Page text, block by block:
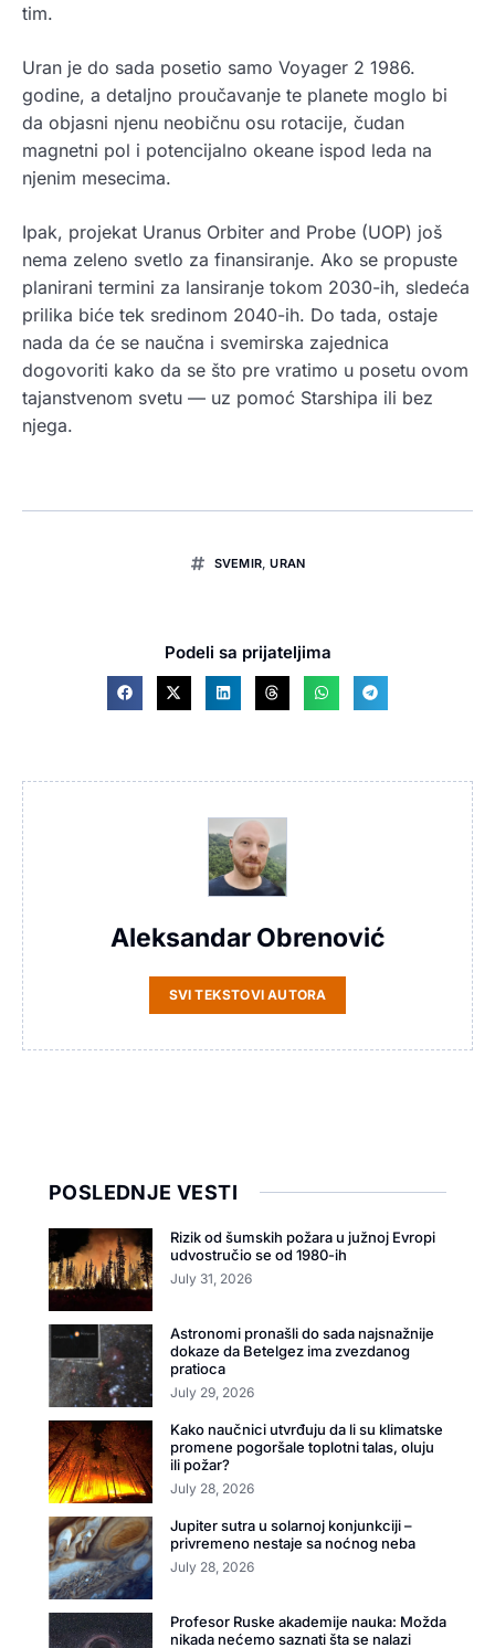
tim.
Uran je do sada posetio samo Voyager 2 1986.
godine, a detaljno proučavanje te planete moglo bi
da objasni njenu neobičnu osu rotacije, čudan
magnetni pol i potencijalno okeane ispod leda na
njenim mesecima.
Ipak, projekat Uranus Orbiter and Probe (UOP) još
nema zeleno svetlo za finansiranje. Ako se propuste
planirani termini za lansiranje tokom 2030-ih, sledeća
prilika biće tek sredinom 2040-ih. Do tada, ostaje
nada da će se naučna i svemirska zajednica
dogovoriti kako da se što pre vratimo u posetu ovom
tajanstvenom svetu — uz pomoć Starshipa ili bez
njega.
SVEMIR,URAN
Podeli sa prijateljima
Aleksandar Obrenović
SVI TEKSTOVI AUTORA
POSLEDNJE VESTI
Rizik od šumskih požara u južnoj Evropi
udvostručio se od 1980-ih
July 31, 2026
Astronomi pronašli do sada najsnažnije
dokaze da Betelgez ima zvezdanog
pratioca
July 29, 2026
Kako naučnici utvrđuju da li su klimatske
promene pogoršale toplotni talas, oluju
ili požar?
July 28, 2026
Jupiter sutra u solarnoj konjunkciji –
privremeno nestaje sa noćnog neba
July 28, 2026
Profesor Ruske akademije nauka: Možda
nikada nećemo saznati šta se nalazi